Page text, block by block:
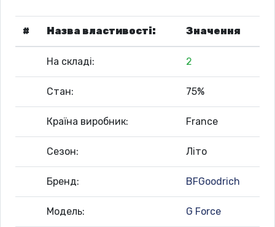
# Назва властивості: Значення
На складі: 2
Стан: 75%
Країна виробник: France
Сезон: Літо
Бренд: BFGoodrich
Модель: G Force